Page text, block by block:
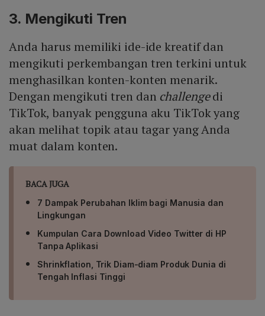
3. Mengikuti Tren
Anda harus memiliki ide-ide kreatif dan
mengikuti perkembangan tren terkini untuk
menghasilkan konten-konten menarik.
Dengan mengikuti tren dan challengedi
TikTok, banyak pengguna aku TikTok yang
akan melihat topik atau tagar yang Anda
muat dalam konten.
BACA JUGA
7 Dampak Perubahan Iklim bagi Manusia dan
Lingkungan
Kumpulan Cara Download Video Twitter di HP
Tanpa Aplikasi
Shrinkflation, Trik Diam-diam Produk Dunia di
Tengah Inflasi Tinggi